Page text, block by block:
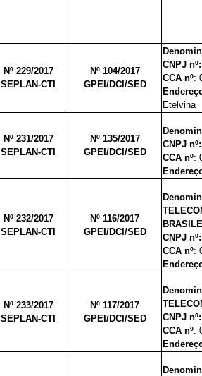
Nº 229/2017
SEPLAN-CTI
Nº 104/2017
GPEI/DCI/SED
CNPJ
CCA nº:
Etelvina
Nº 231/2017
SEPLAN-CTI
Nº 135/2017
GPEI/DCI/SED
CNPJ
CCA nº:
Nº 232/2017
SEPLAN-CTI
Nº 116/2017
GPEI/DCI/SED
CNPJ
CCA nº:
Nº 233/2017
SEPLAN-CTI
Nº 117/2017
GPEI/DCI/SED
CNPJ
CCA nº: